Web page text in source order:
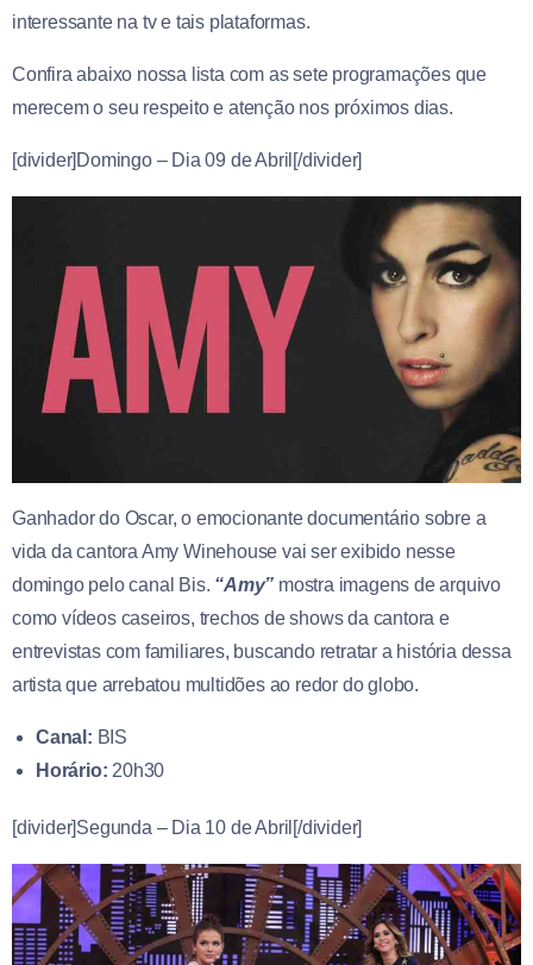
interessante na tv e tais plataformas.
Confira abaixo nossa lista com as sete programações que
merecem o seu respeito e atenção nos próximos dias.
[divider]Domingo – Dia 09 de Abril[/divider]
Ganhador do Oscar, o emocionante documentário sobre a
vida da cantora Amy Winehouse vai ser exibido nesse
domingo pelo canal Bis. “Amy” mostra imagens de arquivo
como vídeos caseiros, trechos de shows da cantora e
entrevistas com familiares, buscando retratar a história dessa
artista que arrebatou multidões ao redor do globo.
Canal: BIS
Horário: 20h30
[divider]Segunda – Dia 10 de Abril[/divider]